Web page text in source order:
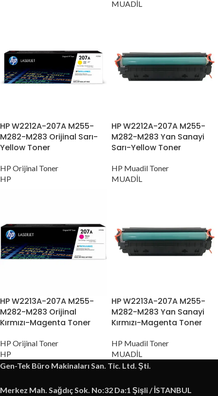
MUADİL
HP W2212A-207A M255-
M282-M283 Orijinal Sarı-
Yellow Toner
HP Orijinal Toner
HP
HP W2212A-207A M255-
M282-M283 Yan Sanayi
Sarı-Yellow Toner
HP Muadil Toner
MUADİL
HP W2213A-207A M255-
M282-M283 Orijinal
Kırmızı-Magenta Toner
HP Orijinal Toner
HP
HP W2213A-207A M255-
M282-M283 Yan Sanayi
Kırmızı-Magenta Toner
HP Muadil Toner
MUADİL
Gen-Tek Büro Makinaları San. Tic. Ltd. Şti.
Merkez Mah. Sağdıç Sok. No:32 Da:1 Şişli / İSTANBUL